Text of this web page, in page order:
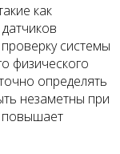
как
системы
физического
определять
незаметны при
повышает